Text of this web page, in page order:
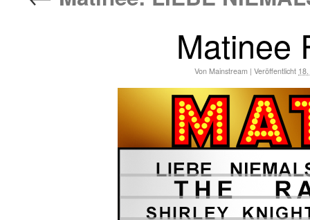
Matinee
Von Mainstream | Veröffentlicht